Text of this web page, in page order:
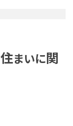
住まいに関